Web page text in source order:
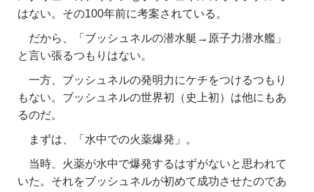
はない。その100年前に考案されている。
だから、「ブッシュネルの潜水艇→原子力潜水艦」
と言い張るつもりはない。
一方、ブッシュネルの発明力にケチをつけるつもり
もない。ブッシュネルの世界初（史上初）は他にもあ
るのだ。
まずは、「水中での火薬爆発」。
当時、火薬が水中で爆発するはずがないと思われて
いた。それをブッシュネルが初めて成功させたのであ